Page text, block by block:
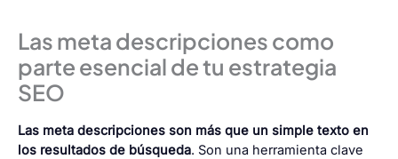
Las meta descripciones como
parte esencial de tu estrategia
SEO
Las meta descripciones son más que un simple texto en
los resultados de búsqueda. Son una herramienta clave